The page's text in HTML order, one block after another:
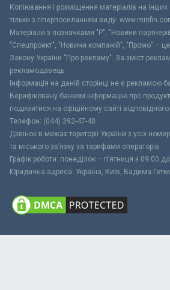
Копіювання і розміщення матеріалів на
тільки з гіперпосиланням виду:
Матеріали з позначками "Р", "Новини
"Спецпроект", "Новини компаній", "Промо" – це
Закону України "Про рекламу". За зміст
рекламодавець.
Інформація на даній сторінці не є рекламою
Верифіковану банком інформацію про
подивитися на офіційному сайті
Телефон: (044) 392-47-40
Дзвінок в межах території України з усіх
та міського зв’язку за тарифами операторів
Графік роботи: понеділок – п’ятниця з 09:00
Юридична адреса: Україна, Київ, Вадима